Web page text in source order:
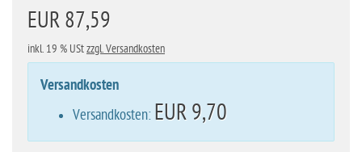
EUR 87,59
inkl. 19 % UStzzgl. Versandkosten
Versandkosten
Versandkosten: EUR 9,70